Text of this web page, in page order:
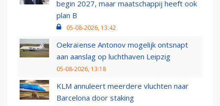
begin 2027, maar maatschappij heeft ook
plan B
05-08-2026, 13:42
Oekraïense Antonov mogelijk ontsnapt
aan aanslag op luchthaven Leipzig
05-08-2026, 13:18
KLM annuleert meerdere vluchten naar
Barcelona door staking